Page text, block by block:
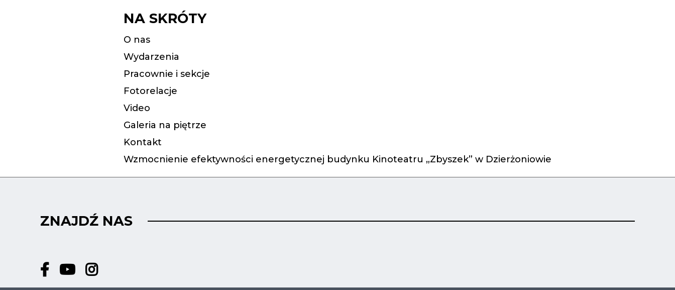
NA SKRÓTY
O nas
Wydarzenia
Pracownie i sekcje
Fotorelacje
Video
Galeria na piętrze
Kontakt
Wzmocnienie efektywności energetycznej budynku Kinoteatru „Zbyszek” w Dzierżoniowie
ZNAJDŹ NAS